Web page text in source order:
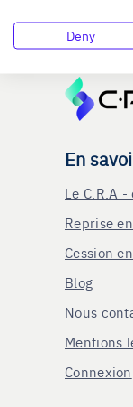
En
Le C.R.A
Reprise
Cession
Blog
Nous
Mentions
Connexion
Deny